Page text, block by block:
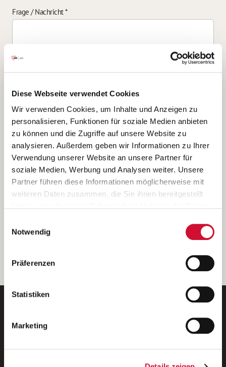
Diese Webseite verwendet Cookies
Wir verwenden Cookies, um Inhalte und Anzeigen zu
personalisieren, Funktionen für soziale Medien anbieten
zu können und die Zugriffe auf unsere Website zu
analysieren. Außerdem geben wir Informationen zu Ihrer
Verwendung unserer Website an unsere Partner für
soziale Medien, Werbung und Analysen weiter. Unsere
Partner führen diese Informationen möglicherweise mit
weiteren Daten zusammen, die Sie ihnen bereitgestellt
Wenn Sie auf „Cookies zulassen“ klicken, so stimmen
Sie der Speicherung sämtlicher Cookies zu. Sie können
Ihre Einwilligung selbstverständlich jederzeit widerrufen,
indem Sie die Cookie-Einstellungen aufrufen und diese
unserer
Notwendig
Präferenzen
Statistiken
Marketing
Frage / Nachricht*
Ich bin damit einverstanden, dass meine personenbezogenen Daten
ausschließlich zum Zweck der Durchführung der Kontaktanfrage
verarbeitet, auf IT- Systemen der Garitz Bewirtschaftungsbetriebe
GmbH, Heinrich-von-Kleist-Straße 2, 97688 Bad Kissingen
(Betreiber) gespeichert und an die für das Stellenangebot
verantwortliche Stelle zur Kontaktaufnahme weitergegeben
werden.
Diese Einwilligungserklärung kann ich jederzeit gegenüber dem
Weitere Details können Sie der
entnehmen.